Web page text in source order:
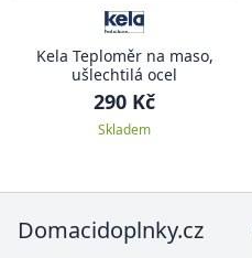
Kela Teploměr na maso,
ušlechtilá ocel
290 Kč
Skladem
Domacidoplnky.cz